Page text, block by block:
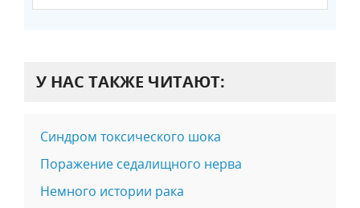
У НАС ТАКЖЕ ЧИТАЮТ:
Синдром токсического шока
Поражение седалищного нерва
Немного истории рака